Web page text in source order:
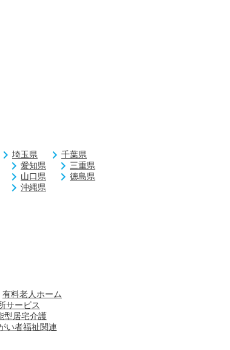
埼玉県
千葉県
愛知県
三重県
山口県
徳島県
沖縄県
有料老人ホーム
サービス
型居宅介護
い者福祉関連